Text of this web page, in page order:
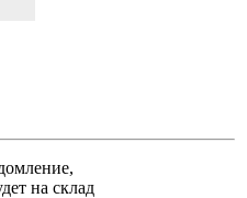
на склад